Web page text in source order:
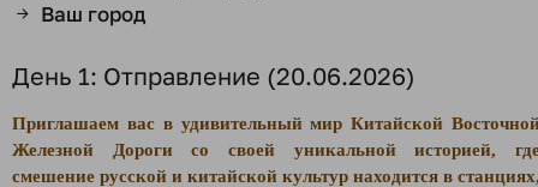
→ Ваш город
День 1: Отправление (20.06.2026)
Приглашаем вас в удивительный мир Китайской
Железной Дороги со своей уникальной историей,
смешение русской и китайской культур находится в